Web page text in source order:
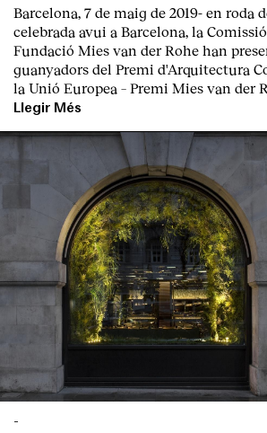
Index
Barcelona, 7 de maig de 2019- en roda
celebrada avui a Barcelona, la
Fundació Mies van der Rohe han
guanyadors del Premi d'Arquitectura
la Unió Europea – Premi Mies van der
Llegir Més
-